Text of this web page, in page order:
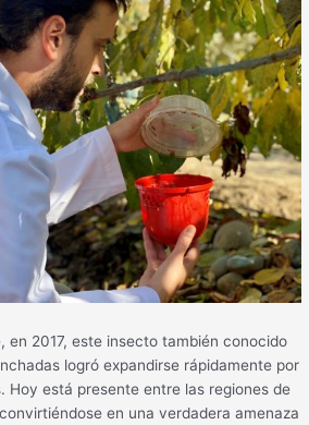
en 2017, este insecto también conocido
logró expandirse rápidamente por
Hoy está presente entre las regiones de
en una verdadera amenaza